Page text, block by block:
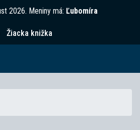
2026. Meniny má: Ľubomíra
Žiacka knižka